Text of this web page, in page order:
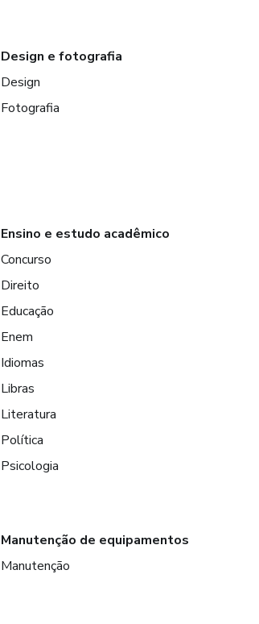
Design e fotografia
Design
Fotografia
Ensino e estudo acadêmico
Concurso
Direito
Educação
Enem
Idiomas
Libras
Literatura
Política
Psicologia
Manutenção de equipamentos
Manutenção